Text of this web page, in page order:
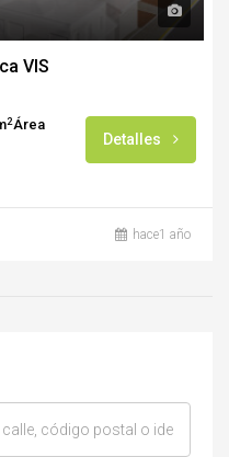
VIS
2Área
Detalles
hace1 año